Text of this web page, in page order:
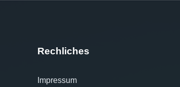
Rechliches
Impressum